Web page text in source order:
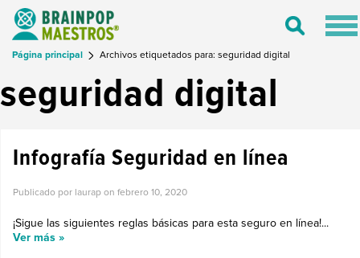
Toggle
Página principal Archivos etiquetados para: seguridad digital
seguridad digital
Infografía Seguridad en línea
Publicado por laurap on febrero 10, 2020
¡Sigue las siguientes reglas básicas para esta seguro en línea!...
Ver más »